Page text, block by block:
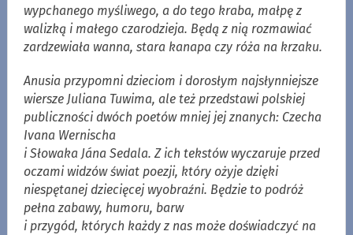
wypchanego myśliwego, a do tego kraba, małpę z
walizką i małego czarodzieja. Będą z nią rozmawiać
zardzewiała wanna, stara kanapa czy róża na krzaku.
Anusia przypomni dzieciom i dorosłym najsłynniejsze
wiersze Juliana Tuwima, ale też przedstawi polskiej
publiczności dwóch poetów mniej jej znanych: Czecha
Ivana Wernischa
i Słowaka Jána Sedala. Z ich tekstów wyczaruje przed
oczami widzów świat poezji, który ożyje dzięki
niespętanej dziecięcej wyobraźni. Będzie to podróż
pełna zabawy, humoru, barw
i przygód, których każdy z nas może doświadczyć na